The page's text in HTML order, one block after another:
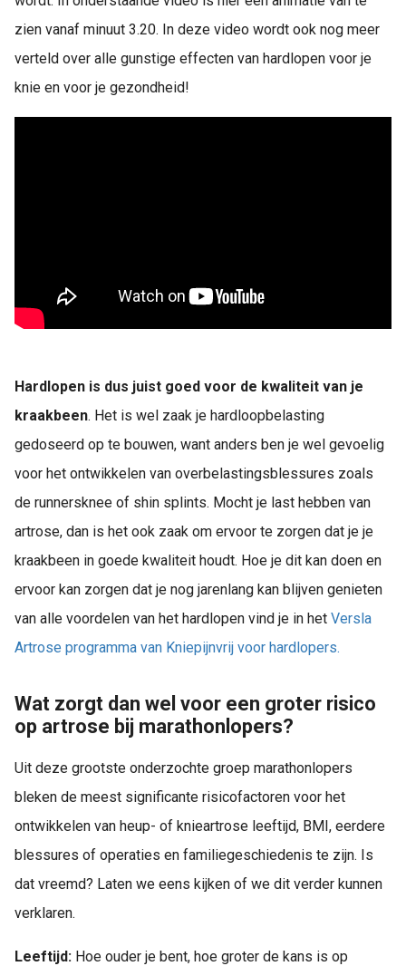
zien vanaf minuut 3.20. In deze video wordt ook nog meer
verteld over alle gunstige effecten van hardlopen voor je
knie en voor je gezondheid!
Hardlopen is dus juist goed voor de kwaliteit van je
kraakbeen. Het is wel zaak je hardloopbelasting
gedoseerd op te bouwen, want anders ben je wel gevoelig
voor het ontwikkelen van overbelastingsblessures zoals
de runnersknee of shin splints. Mocht je last hebben van
artrose, dan is het ook zaak om ervoor te zorgen dat je je
kraakbeen in goede kwaliteit houdt. Hoe je dit kan doen en
ervoor kan zorgen dat je nog jarenlang kan blijven genieten
van alle voordelen van het hardlopen vind je in het Versla
Artrose programma van Kniepijnvrij voor hardlopers.
Wat zorgt dan wel voor een groter risico
op artrose bij marathonlopers?
Uit deze grootste onderzochte groep marathonlopers
bleken de meest significante risicofactoren voor het
ontwikkelen van heup- of knieartrose leeftijd, BMI, eerdere
blessures of operaties en familiegeschiedenis te zijn. Is
dat vreemd? Laten we eens kijken of we dit verder kunnen
verklaren.
Leeftijd: Hoe ouder je bent, hoe groter de kans is op